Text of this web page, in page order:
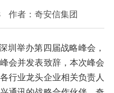
作者：奇安信集团
举办第四届战略峰会，
会并发表致辞，本次峰会
行业龙头企业相关负责人